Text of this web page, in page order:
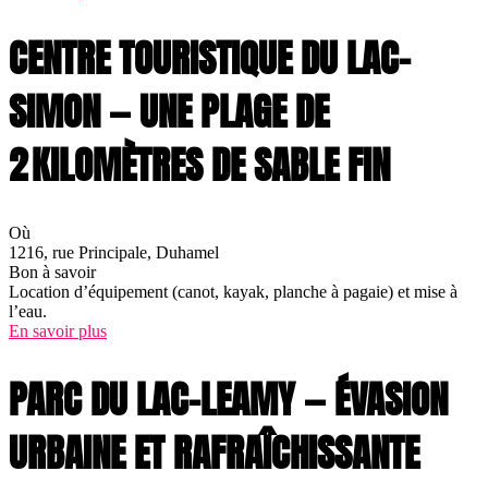
CENTRE TOURISTIQUE DU LAC-
SIMON — UNE PLAGE DE
2 KILOMÈTRES DE SABLE FIN
Où
1216, rue Principale, Duhamel
Bon à savoir
Location d’équipement (canot, kayak, planche à pagaie) et mise à
l’eau.
En savoir plus
PARC DU LAC-LEAMY — ÉVASION
URBAINE ET RAFRAÎCHISSANTE